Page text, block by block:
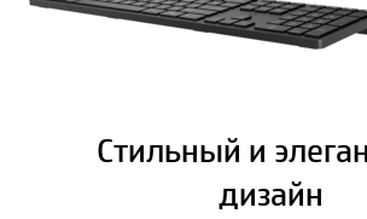
Стильный и
дизайн